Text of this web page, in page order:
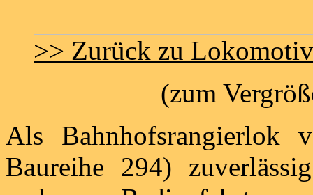
>> Zurück zu
(zum
Als Bahnhofsrangierlok
Baureihe 294)